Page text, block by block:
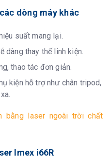
dòng máy khác
suất mang lại.
dàng thay thế linh kiện.
thao tác đơn giản.
kiện hỗ trợ như chân tripod,
bằng laser ngoài trời chất
Imex i66R